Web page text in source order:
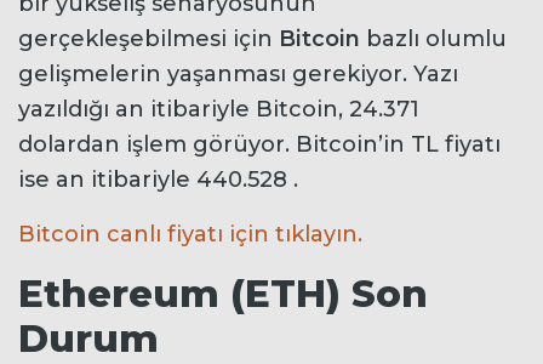
gerçekleşebilmesi için Bitcoin bazlı olumlu
gelişmelerin yaşanması gerekiyor. Yazı
yazıldığı an itibariyle Bitcoin, 24.371
dolardan işlem görüyor. Bitcoin’in TL fiyatı
ise an itibariyle 440.528 .
Bitcoin canlı fiyatı için tıklayın.
Ethereum (ETH) Son
Durum